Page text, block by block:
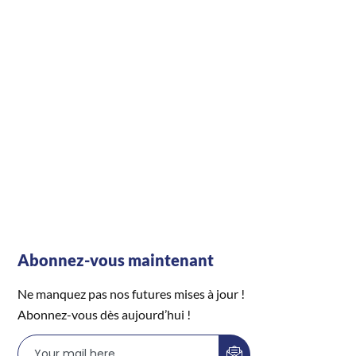
Abonnez-vous maintenant
Ne manquez pas nos futures mises à jour !
Abonnez-vous dès aujourd’hui !